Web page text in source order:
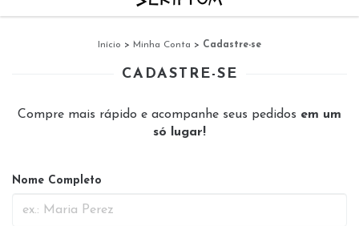
Início > Minha Conta > Cadastre-se
CADASTRE-SE
Compre mais rápido e acompanhe seus pedidos em um
só lugar!
Nome Completo